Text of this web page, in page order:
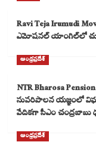
Ravi Teja Irumudi
ఎమోషనల్ యాంగిల్‌లో
ఆంధ్రప్రదేశ్
NTR Bharosa
సుపరిపాలన యజ్ఞంలో
వేదికగా సీఎం చంద్రబాబు
ఆంధ్రప్రదేశ్